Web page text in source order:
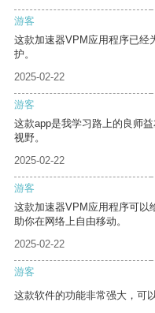
游客
这款加速器VPM应用程序已经
护。
2025-02-22
游客
这款app是我学习路上的良师
视野。
2025-02-22
游客
这款加速器VPM应用程序可以
助你在网络上自由移动。
2025-02-22
游客
这款软件的功能非常强大，可